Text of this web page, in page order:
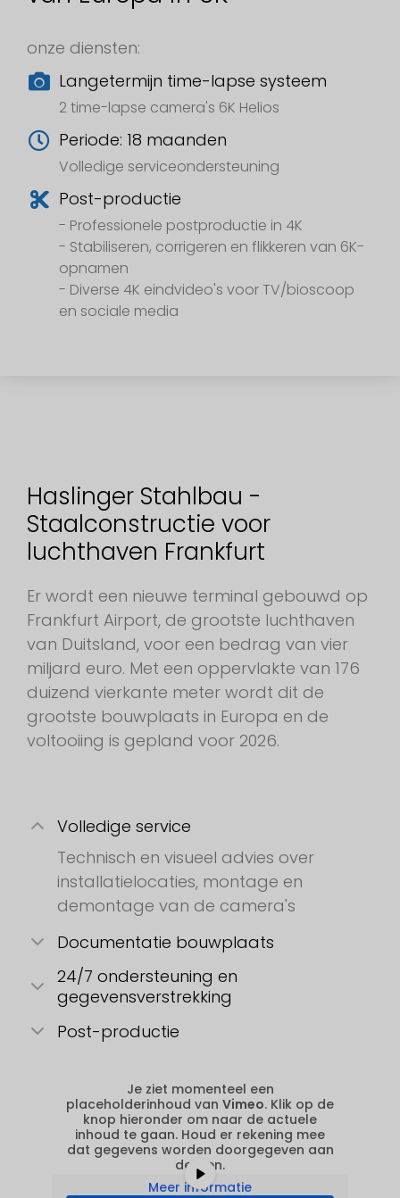
onze diensten:
Langetermijn time-lapse systeem
2 time-lapse camera's 6K Helios
Periode: 18 maanden
Volledige serviceondersteuning
Post-productie
- Professionele postproductie in 4K
- Stabiliseren, corrigeren en flikkeren van 6K-
opnamen
- Diverse 4K eindvideo's voor TV/bioscoop
en sociale media
Haslinger Stahlbau -
Staalconstructie voor
luchthaven Frankfurt
Er wordt een nieuwe terminal gebouwd op
Frankfurt Airport, de grootste luchthaven
van Duitsland, voor een bedrag van vier
miljard euro. Met een oppervlakte van 176
duizend vierkante meter wordt dit de
grootste bouwplaats in Europa en de
voltooiing is gepland voor 2026.
Volledige service
Technisch en visueel advies over
installatielocaties, montage en
demontage van de camera's
Documentatie bouwplaats
24/7 ondersteuning en
gegevensverstrekking
Post-productie
Je ziet momenteel een
placeholderinhoud van Vimeo. Klik op de
knop hieronder om naar de actuele
inhoud te gaan. Houd er rekening mee
dat gegevens worden doorgegeven aan
derden.
Meer informatie